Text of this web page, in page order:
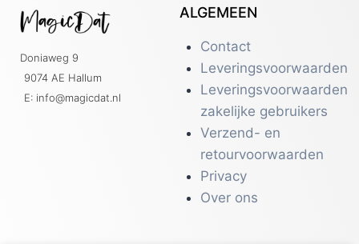
Doniaweg 9
9074 AE Hallum
E: info@magicdat.nl
ALGEMEEN
Contact
Leveringsvoorwaarden
Leveringsvoorwaarden
zakelijke gebruikers
Verzend- en
retourvoorwaarden
Privacy
Over ons